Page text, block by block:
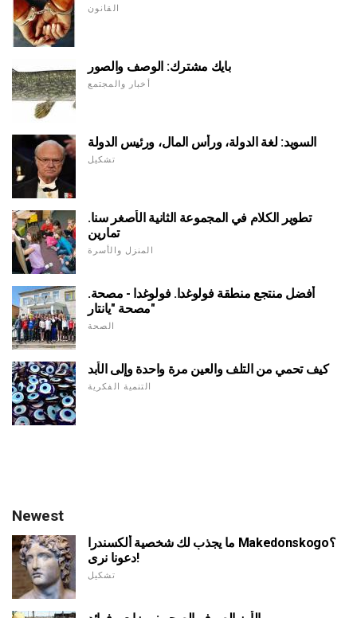
القانون
بايك مشترك: الوصف والصور
أخبار والمجتمع
السويد: لغة الدولة، ورأس المال، ورئيس الدولة
تشكيل
تطوير الكلام في المجموعة الثانية الأصغر سنا.
تمارين
المنزل والأسرة
أفضل منتجع منطقة فولوغدا. فولوغدا - مصحة.
مصحة "يانتار"
الصحة
كيف تحمي من التلف والعين مرة واحدة وإلى الأبد
التنمية الفكرية
Newest
ما يجذب لك شخصية ألكسندرا Makedonskogo؟
دعونا نرى!
تشكيل